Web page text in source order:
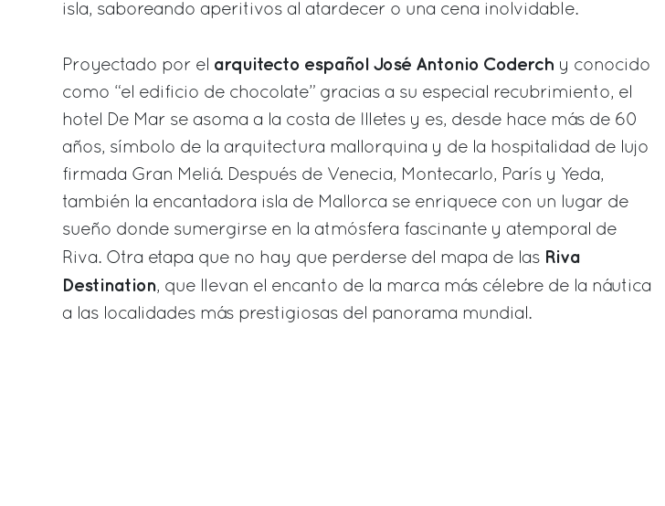
isla, saboreando aperitivos al atardecer o una cena inolvidable.
Proyectado por el arquitecto español José Antonio Coderch y conocido
como “el edificio de chocolate” gracias a su especial recubrimiento, el
hotel De Mar se asoma a la costa de Illetes y es, desde hace más de 60
años, símbolo de la arquitectura mallorquina y de la hospitalidad de lujo
firmada Gran Meliá. Después de Venecia, Montecarlo, París y Yeda,
también la encantadora isla de Mallorca se enriquece con un lugar de
sueño donde sumergirse en la atmósfera fascinante y atemporal de
Riva. Otra etapa que no hay que perderse del mapa de las Riva
Destination, que llevan el encanto de la marca más célebre de la náutica
a las localidades más prestigiosas del panorama mundial.